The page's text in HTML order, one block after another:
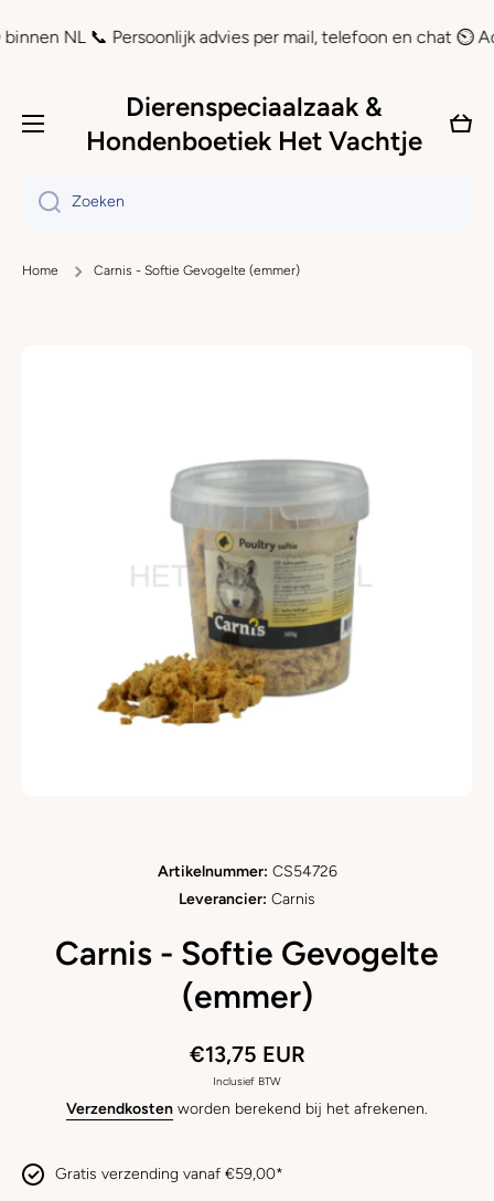
Doorgaan naar artikel
NL 📞 Persoonlijk advies per mail, telefoon en chat ⏲
Dierenspeciaalzaak &
Hondenboetiek Het Vachtje
Zoeken
Home Carnis - Softie Gevogelte (emmer)
Artikelnummer: CS54726
Leverancier: Carnis
Carnis - Softie Gevogelte
(emmer)
€13,75 EUR
Inclusief BTW
Verzendkosten worden berekend bij het afrekenen.
Gratis verzending vanaf €59,00*